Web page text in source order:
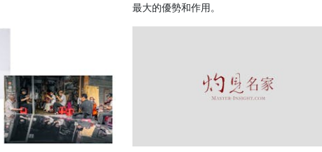
最大的優勢和作用。